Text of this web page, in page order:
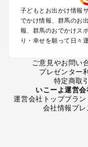
赤城・桐生・渡良瀬の
水上・猿ヶ京・月夜野
富岡・藤岡・妙義・安
草津・尻焼・花敷のプ
四万・吾妻・川原湯の
群馬の定番お出かけ
群馬の遊園地
群馬の動物園
子どもとお出かけ情報
でかけ情報、群馬のお
報、群馬のおでかけス
り・幸せを願って日々
ご意見やお問い
プレゼンター
特定商取
いこーよ運営会
運営会社トップブラ
会社情報プレ